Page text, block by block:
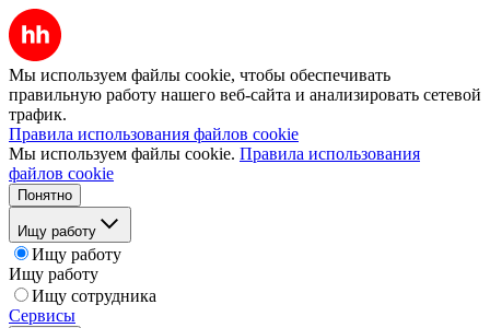
Мы используем файлы cookie, чтобы обеспечивать
правильную работу нашего веб-сайта и анализировать сетевой
трафик.
Правила использования файлов cookie
Мы используем файлы cookie. Правила использования
файлов cookie
Понятно
Ищу работу
Ищу работу
Ищу работу
Ищу сотрудника
Сервисы